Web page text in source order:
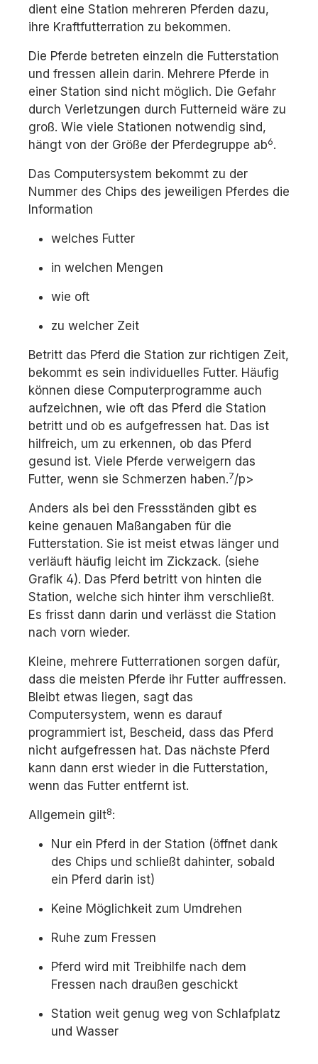
dient eine Station mehreren Pferden dazu,
ihre Kraftfutterration zu bekommen.
Die Pferde betreten einzeln die Futterstation
und fressen allein darin. Mehrere Pferde in
einer Station sind nicht möglich. Die Gefahr
durch Verletzungen durch Futterneid wäre zu
groß. Wie viele Stationen notwendig sind,
hängt von der Größe der Pferdegruppe ab6.
Das Computersystem bekommt zu der
Nummer des Chips des jeweiligen Pferdes die
Information
welches Futter
in welchen Mengen
wie oft
zu welcher Zeit
Betritt das Pferd die Station zur richtigen Zeit,
bekommt es sein individuelles Futter. Häufig
können diese Computerprogramme auch
aufzeichnen, wie oft das Pferd die Station
betritt und ob es aufgefressen hat. Das ist
hilfreich, um zu erkennen, ob das Pferd
gesund ist. Viele Pferde verweigern das
Futter, wenn sie Schmerzen haben.7/p>
Anders als bei den Fressständen gibt es
keine genauen Maßangaben für die
Futterstation. Sie ist meist etwas länger und
verläuft häufig leicht im Zickzack. (siehe
Grafik 4). Das Pferd betritt von hinten die
Station, welche sich hinter ihm verschließt.
Es frisst dann darin und verlässt die Station
nach vorn wieder.
Kleine, mehrere Futterrationen sorgen dafür,
dass die meisten Pferde ihr Futter auffressen.
Bleibt etwas liegen, sagt das
Computersystem, wenn es darauf
programmiert ist, Bescheid, dass das Pferd
nicht aufgefressen hat. Das nächste Pferd
kann dann erst wieder in die Futterstation,
wenn das Futter entfernt ist.
Allgemein gilt8:
Nur ein Pferd in der Station (öffnet dank
des Chips und schließt dahinter, sobald
ein Pferd darin ist)
Keine Möglichkeit zum Umdrehen
Ruhe zum Fressen
Pferd wird mit Treibhilfe nach dem
Fressen nach draußen geschickt
Station weit genug weg von Schlafplatz
und Wasser